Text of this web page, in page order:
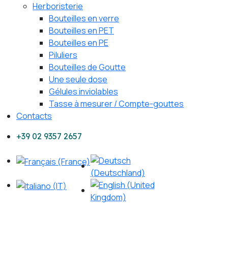
Herboristerie
Bouteilles en verre
Bouteilles en PET
Bouteilles en PE
Piluliers
Bouteilles de Goutte
Une seule dose
Gélules inviolables
Tasse à mesurer / Compte-gouttes
Contacts
+39 02 9357 2657